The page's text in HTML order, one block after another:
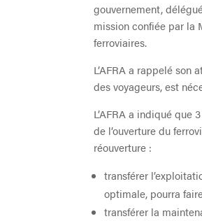
gouvernement,
mission confiée par la
ferroviaires.
L’AFRA a rappelé son
des voyageurs, est
L’AFRA a indiqué
de l’ouverture du
réouverture :
transférer
optimale, pourra
transférer la